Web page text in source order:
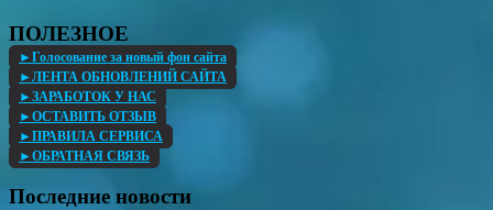
ПОЛЕЗНОЕ
►Голосование за новый фон сайта
►ЛЕНТА ОБНОВЛЕНИЙ САЙТА
►ЗАРАБОТОК У НАС
►ОСТАВИТЬ ОТЗЫВ
►ПРАВИЛА СЕРВИСА
►ОБРАТНАЯ СВЯЗЬ
Последние новости